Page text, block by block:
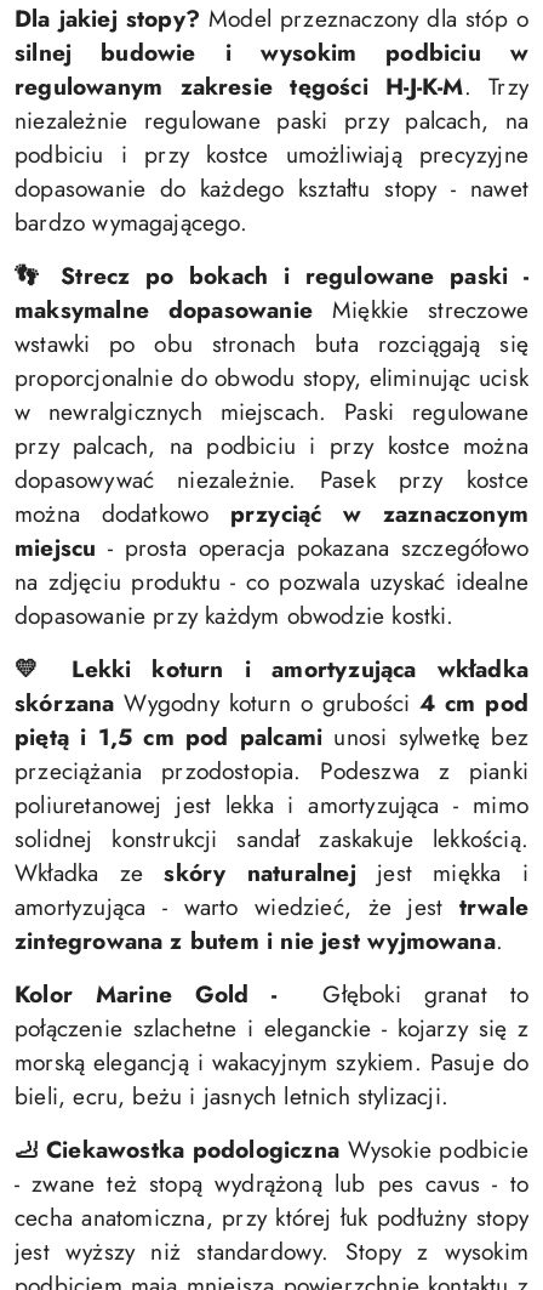
Dla jakiej stopy? Model przeznaczony dla stóp o
silnej budowie i wysokim podbiciu w
regulowanym zakresie tęgości H-J-K-M. Trzy
niezależnie regulowane paski przy palcach, na
podbiciu i przy kostce umożliwiają precyzyjne
dopasowanie do każdego kształtu stopy - nawet
bardzo wymagającego.
👣 Strecz po bokach i regulowane paski -
maksymalne dopasowanie Miękkie streczowe
wstawki po obu stronach buta rozciągają się
proporcjonalnie do obwodu stopy, eliminując ucisk
w newralgicznych miejscach. Paski regulowane
przy palcach, na podbiciu i przy kostce można
dopasowywać niezależnie. Pasek przy kostce
można dodatkowo przyciąć w zaznaczonym
miejscu - prosta operacja pokazana szczegółowo
na zdjęciu produktu - co pozwala uzyskać idealne
dopasowanie przy każdym obwodzie kostki.
💛 Lekki koturn i amortyzująca wkładka
skórzana Wygodny koturn o grubości4 cm pod
piętą i 1,5 cm pod palcami unosi sylwetkę bez
przeciążania przodostopia. Podeszwa z pianki
poliuretanowej jest lekka i amortyzująca - mimo
solidnej konstrukcji sandał zaskakuje lekkością.
Wkładka zeskóry naturalnejjest miękka i
amortyzująca - warto wiedzieć, że jest trwale
zintegrowana z butem i nie jest wyjmowana.
Kolor Marine Gold -
Głęboki granat to
połączenie szlachetne i eleganckie - kojarzy się z
morską elegancją i wakacyjnym szykiem. Pasuje do
bieli, ecru, beżu i jasnych letnich stylizacji.
🦶 Ciekawostka podologiczna Wysokie podbicie
- zwane też stopą wydrążoną lub pes cavus - to
cecha anatomiczna, przy której łuk podłużny stopy
jest wyższy niż standardowy. Stopy z wysokim